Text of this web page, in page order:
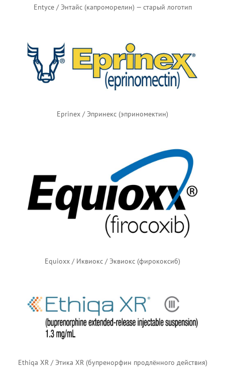
Entyce / Энтайс (капроморелин) — старый логотип
Eprinex / Эпринекс (эприномектин)
Equioxx / Иквиокс / Эквиокс (фирококсиб)
Ethiqa XR / Этика XR (бупренорфин продлённого действия)